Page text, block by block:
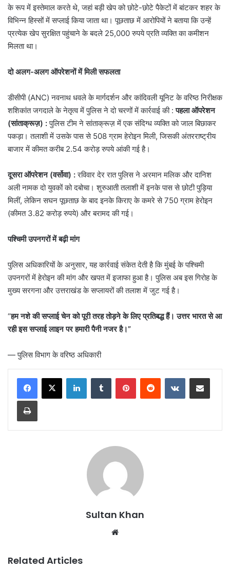
के रूप में इस्तेमाल करते थे, जहां बड़ी खेप को छोटे-छोटे पैकेटों में बांटकर शहर के
विभिन्न हिस्सों में सप्लाई किया जाता था। पूछताछ में आरोपियों ने बताया कि उन्हें
प्रत्येक खेप सुरक्षित पहुंचाने के बदले 25,000 रुपये प्रति व्यक्ति का कमीशन
मिलता था।
दो अलग-अलग ऑपरेशनों में मिली सफलता
डीसीपी (ANC) नवनाथ धवले के मार्गदर्शन और कांदिवली यूनिट के वरिष्ठ निरीक्षक
शशिकांत जगदाले के नेतृत्व में पुलिस ने दो चरणों में कार्रवाई की :पहला ऑपरेशन
(सांताक्रूज़) :पुलिस टीम ने सांताक्रूज़ में एक संदिग्ध व्यक्ति को जाल बिछाकर
पकड़ा। तलाशी में उसके पास से 508 ग्राम हेरोइन मिली, जिसकी अंतरराष्ट्रीय
बाजार में कीमत करीब 2.54 करोड़ रुपये आंकी गई है।
दूसरा ऑपरेशन (वर्सोवा) :रविवार देर रात पुलिस ने अरमान मलिक और दानिश
अली नामक दो युवकों को दबोचा। शुरुआती तलाशी में इनके पास से छोटी पुड़िया
मिलीं, लेकिन सघन पूछताछ के बाद इनके किराए के कमरे से 750 ग्राम हेरोइन
(कीमत 3.82 करोड़ रुपये) और बरामद की गई।
पश्चिमी उपनगरों में बढ़ी मांग
पुलिस अधिकारियों के अनुसार, यह कार्रवाई संकेत देती है कि मुंबई के पश्चिमी
उपनगरों में हेरोइन की मांग और खपत में इजाफा हुआ है। पुलिस अब इस गिरोह के
मुख्य सरगना और उत्तराखंड के सप्लायरों की तलाश में जुट गई है।
“हम नशे की सप्लाई चेन को पूरी तरह तोड़ने के लिए प्रतिबद्ध हैं। उत्तर भारत से आ
रही इस सप्लाई लाइन पर हमारी पैनी नजर है।”
— पुलिस विभाग के वरिष्ठ अधिकारी
Sultan Khan
Related Articles